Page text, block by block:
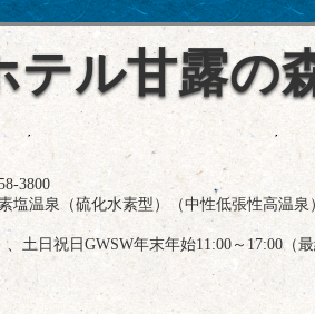
テル甘露の
3800
温泉（硫化水素型）（中性低張性高温
土日祝日GWSW年末年始11:00～17:00（